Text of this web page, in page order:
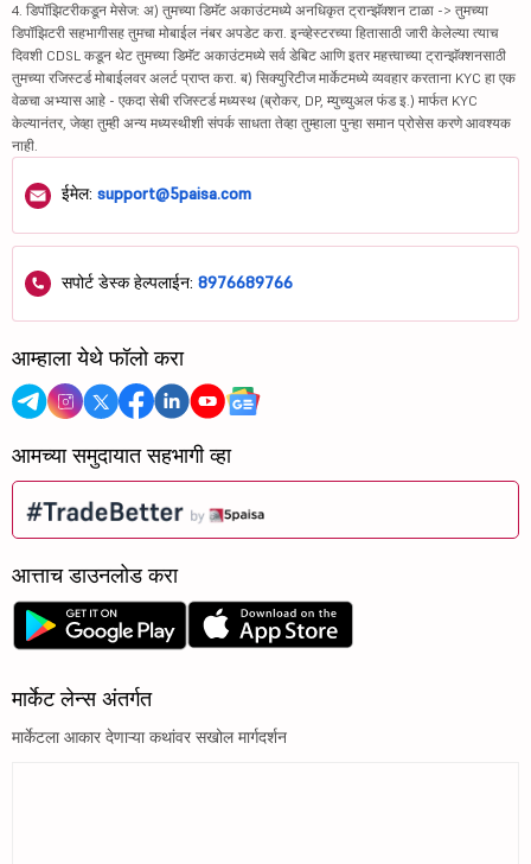
4. डिपॉझिटरीकडून मेसेज: अ) तुमच्या डिमॅट अकाउंटमध्ये अनधिकृत ट्रान्झॅक्शन टाळा -> तुमच्या
डिपॉझिटरी सहभागीसह तुमचा मोबाईल नंबर अपडेट करा. इन्व्हेस्टरच्या हितासाठी जारी केलेल्या त्याच
दिवशी CDSL कडून थेट तुमच्या डिमॅट अकाउंटमध्ये सर्व डेबिट आणि इतर महत्त्वाच्या ट्रान्झॅक्शनसाठी
तुमच्या रजिस्टर्ड मोबाईलवर अलर्ट प्राप्त करा. ब) सिक्युरिटीज मार्केटमध्ये व्यवहार करताना KYC हा एक
वेळचा अभ्यास आहे - एकदा सेबी रजिस्टर्ड मध्यस्थ (ब्रोकर, DP, म्युच्युअल फंड इ.) मार्फत KYC
केल्यानंतर, जेव्हा तुम्ही अन्य मध्यस्थीशी संपर्क साधता तेव्हा तुम्हाला पुन्हा समान प्रोसेस करणे आवश्यक
नाही.
ईमेल: support@5paisa.com
सपोर्ट डेस्क हेल्पलाईन: 8976689766
आम्हाला येथे फॉलो करा
आमच्या समुदायात सहभागी व्हा
आत्ताच डाउनलोड करा
मार्केट लेन्स अंतर्गत
मार्केटला आकार देणाऱ्या कथांवर सखोल मार्गदर्शन